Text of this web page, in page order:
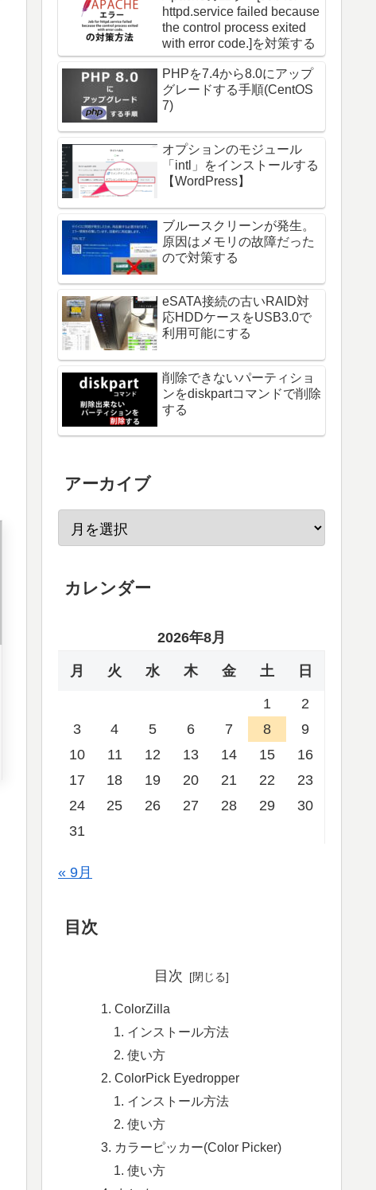
httpd.service failed because
the control process exited
with error code.]を対策する
PHPを7.4から8.0にアップ
グレードする手順(CentOS
7)
オプションのモジュール
「intl」をインストールする
【WordPress】
ブルースクリーンが発生。
原因はメモリの故障だった
ので対策する
eSATA接続の古いRAID対
応HDDケースをUSB3.0で
利用可能にする
削除できないパーティショ
ンをdiskpartコマンドで削除
する
アーカイブ
カレンダー
2026年8月
月 火 水 木 金 土 日
1
2
3
4 5 6 7 8
9
10
11 12 13 14 15
16
17
18 19 20 21 22
23
24
25 26 27 28 29
30
31
« 9月
目次
目次
ColorZilla
インストール方法
使い方
ColorPick Eyedropper
インストール方法
使い方
カラーピッカー(Color Picker)
使い方